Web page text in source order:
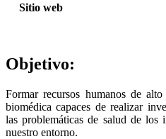
Sitio web
Objetivo:
Formar recursos humanos de
biomédica capaces de realizar
las problemáticas de salud de los
nuestro entorno.